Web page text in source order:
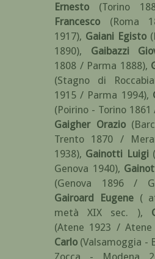
Ernesto
(Torino
Francesco
(Roma
1917), Gaiani Egisto
1890), Gaibazzi
1808 / Parma 1888),
(Stagno di
1915 / Parma 1994),
(Poirino - Torino 1861
Gaigher Orazio
Trento 1870 /
1938), Gainotti Luigi
Genova 1940),
(Genova 1896 /
Gairoard Eugene (
metà XIX sec. ),
(Atene 1923 / Atene
Carlo (Valsamoggia -
Zocca - Modena